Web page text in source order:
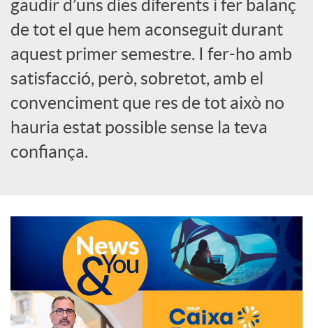
o
c
i
l
s
gaudir d’uns dies diferents i fer balanç
de tot el que hem aconseguit durant
aquest primer semestre. I fer-ho amb
satisfacció, però, sobretot, amb el
convenciment que res de tot això no
hauria estat possible sense la teva
confiança.